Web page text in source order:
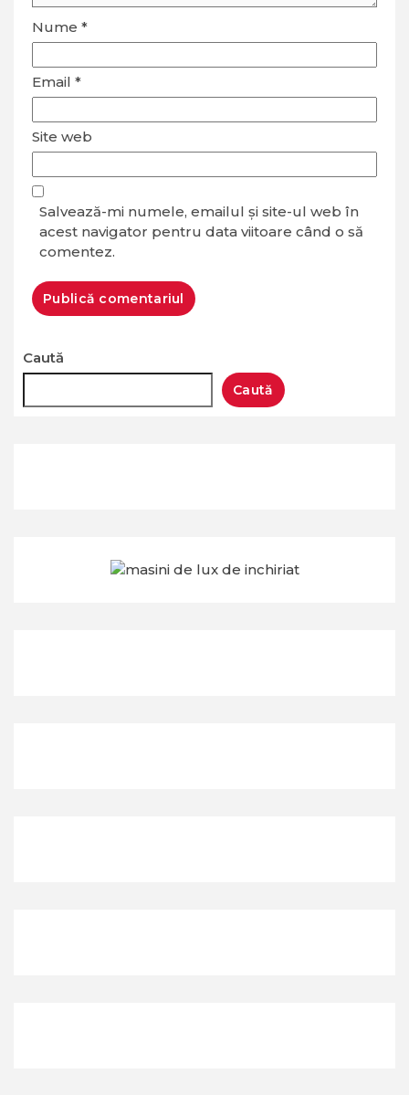
Nume *
Email *
Site web
Salvează-mi numele, emailul și site-ul web în
acest navigator pentru data viitoare când o să
comentez.
Caută
Caută